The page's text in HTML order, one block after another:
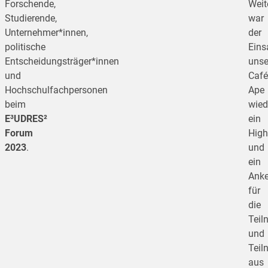
Forschende,
Studierende,
Unternehmer*innen,
politische
Entscheidungsträger*innen
und
Hochschulfachpersonen
beim
E³UDRES²
Forum
2023.
war
der
Ape
ein
und
ein
für
die
und
aus